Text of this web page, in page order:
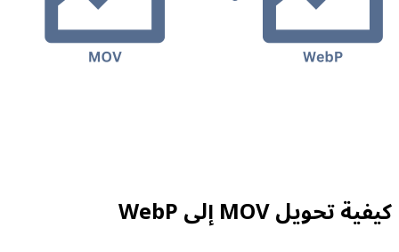
كيفية تحويل MOV إلى WebP